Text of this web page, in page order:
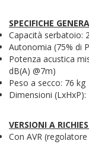
SPECIFICHE
Capacità serbatoio:
Autonomia (75% di
Potenza acustica
dB(A) @7m)
Peso a secco: 76 kg
Dimensioni
VERSIONI A
Con AVR